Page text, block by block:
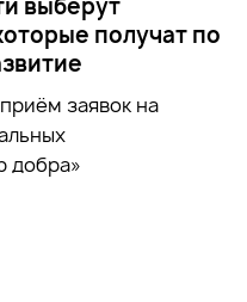
выберут
получат по
заявок на
добра»